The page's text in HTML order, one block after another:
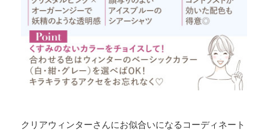
クリアウィンターさんにお似合いになるコーディネート